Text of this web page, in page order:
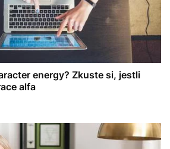
energy? Zkuste si, jestli
alfa